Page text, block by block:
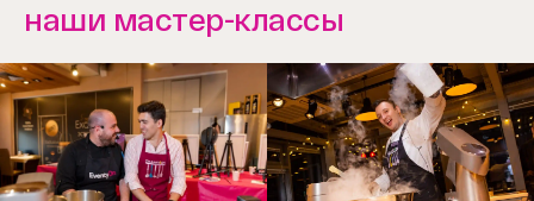
наши мастер-классы